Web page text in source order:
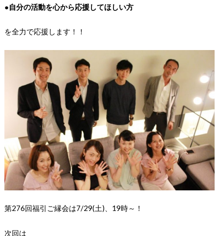
●自分の活動を心から応援してほしい方
を全力で応援します！！
第276回福引ご縁会は7/29(土)、19時～！
次回は